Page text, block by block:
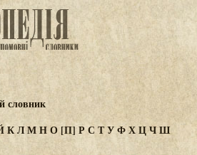
словник
КЛМНО[П] Р С ТУФХЦЧШ